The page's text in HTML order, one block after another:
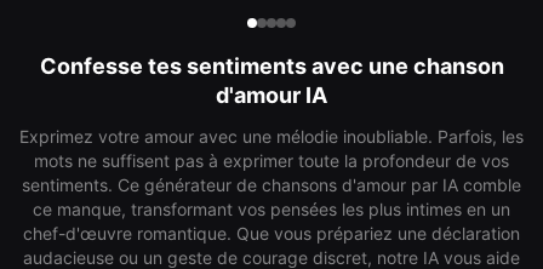
Confesse tes sentiments avec une chanson
d'amour IA
Exprimez votre amour avec une mélodie inoubliable. Parfois, les
mots ne suffisent pas à exprimer toute la profondeur de vos
sentiments. Ce générateur de chansons d'amour par IA comble
ce manque, transformant vos pensées les plus intimes en un
chef-d'œuvre romantique. Que vous prépariez une déclaration
audacieuse ou un geste de courage discret, notre IA vous aide